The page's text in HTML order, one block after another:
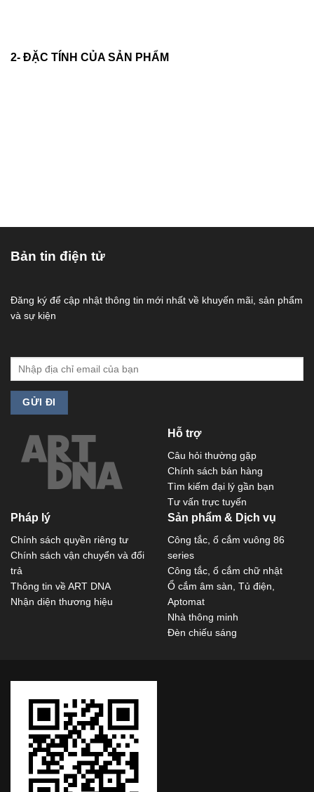
2- ĐẶC TÍNH CỦA SẢN PHẨM
Bản tin điện tử
Đăng ký để cập nhật thông tin mới nhất về khuyến mãi, sản phẩm
và sự kiện
Hỗ trợ
Câu hỏi thường gặp
Chính sách bán hàng
Tìm kiếm đại lý gần bạn
Tư vấn trực tuyến
Pháp lý
Chính sách quyền riêng tư
Chính sách vận chuyển và đổi
trả
Thông tin về ART DNA
Nhận diện thương hiệu
Sản phẩm & Dịch vụ
Công tắc, ổ cắm vuông 86
series
Công tắc, ổ cắm chữ nhật
Ổ cắm âm sàn, Tủ điện,
Aptomat
Nhà thông minh
Đèn chiếu sáng